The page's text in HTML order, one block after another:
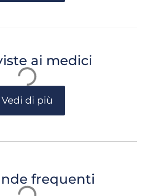
ai medici
Vedi di più
frequenti